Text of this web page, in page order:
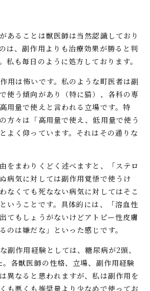
あることは獣医師は当然認識しており
は、副作用よりも治療効果が勝ると判
私も毎日のように処方しております。
用は怖いです。私のような町医者は副
使う傾向があり（特に猫）、各科の専
用量で使えと言われる立場です。特
方々は「高用量で使え、低用量で使う
よく仰っています。それはその通りな
をまわりくどく述べますと、「ステロ
病気に対しては副作用覚悟で使うけ
なくても死なない病気に対してはそこ
いうことです。具体的には、「溶血性
てもしょうがないけどアトピー性皮膚
のは嫌だな」といった感じです。
副作用経験としては、糖尿病が2頭、
。各獣医師の性格、立場、副作用経験
異なると思われますが、私は副作用を
も悪くも推奨量より少なめで使ってお